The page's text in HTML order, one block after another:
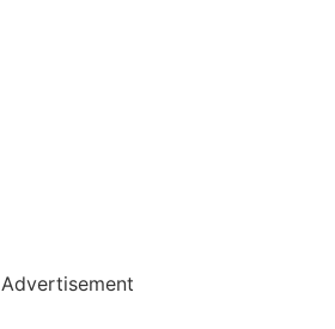
Advertisement